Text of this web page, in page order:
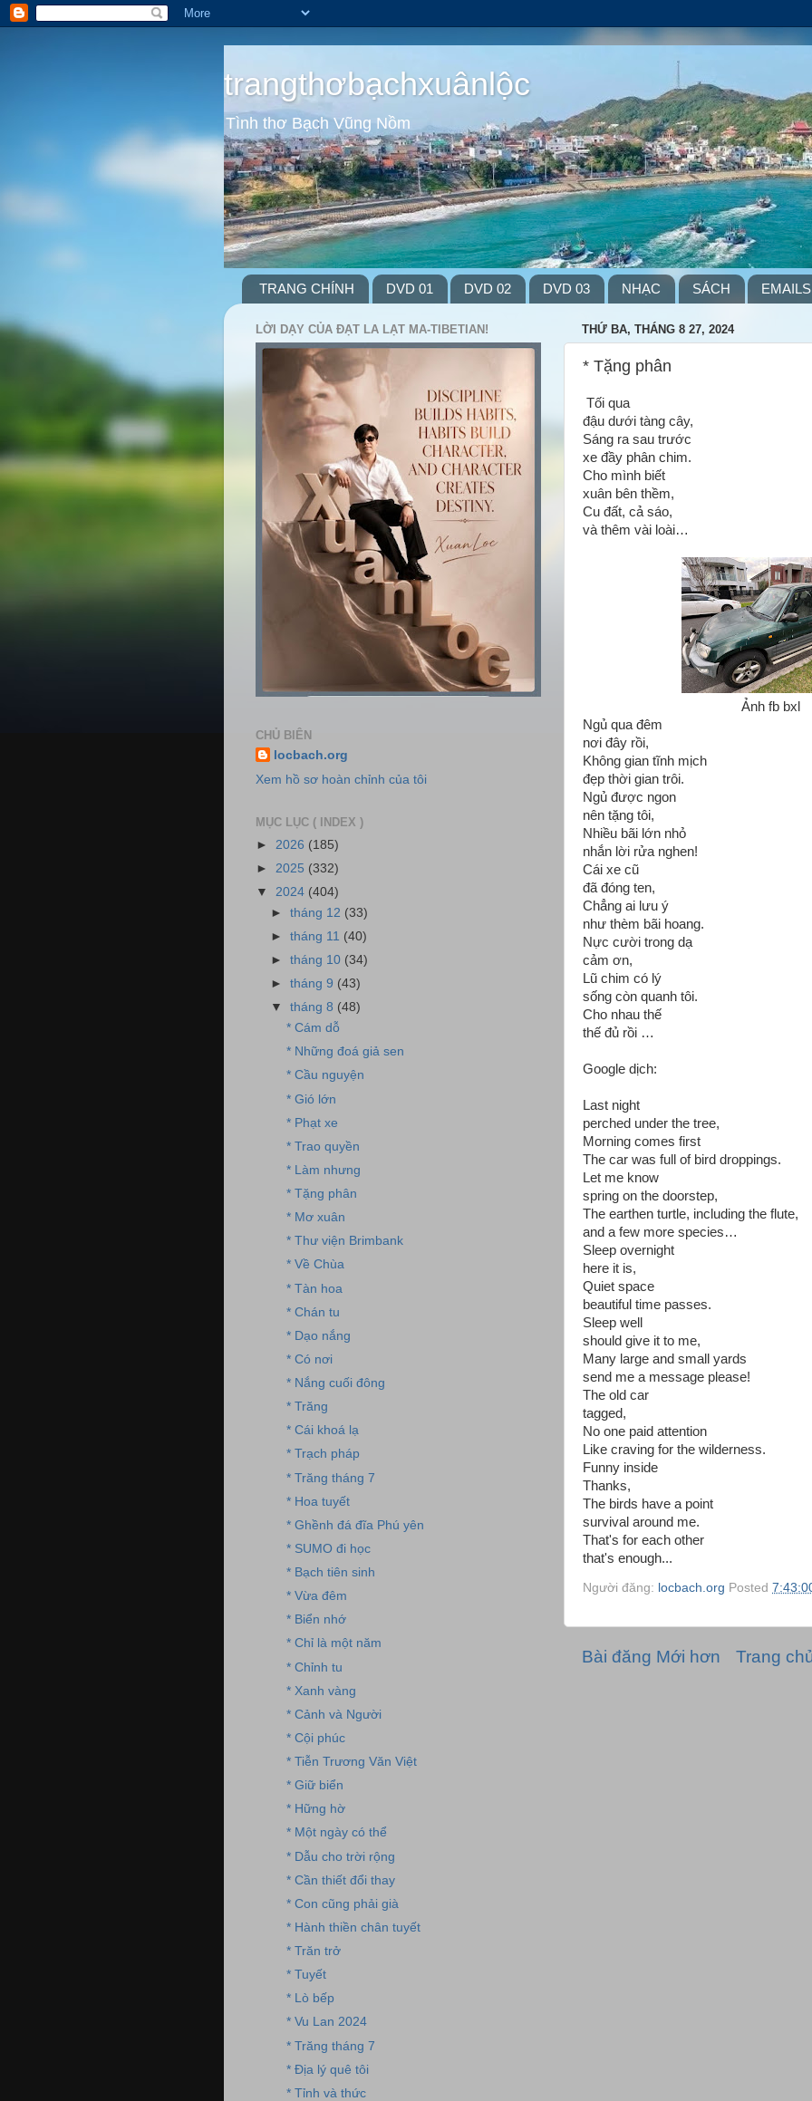
trangthơbạchxuânlộc
Tình thơ Bạch Vũng Nồm
TRANG CHÍNH DVD 01 DVD 02 DVD 03 NHẠC SÁCH EMAILS
THỨ BA, THÁNG 8 27, 2024
* Tặng phân
Tối qua
đậu dưới tàng cây,
Sáng ra sau trước
xe đầy phân chim.
Cho mình biết
xuân bên thềm,
Cu đất, cả sáo,
và thêm vài loài…
Ảnh fb bxl
Ngủ qua đêm
nơi đây rồi,
Không gian tĩnh mịch
đẹp thời gian trôi.
Ngủ được ngon
nên tặng tôi,
Nhiều bãi lớn nhỏ
nhắn lời rửa nghen!
Cái xe cũ
đã đóng ten,
Chẳng ai lưu ý
như thèm bãi hoang.
Nực cười trong dạ
cảm ơn,
Lũ chim có lý
sống còn quanh tôi.
Cho nhau thế
thế đủ rồi …
Google dịch:
Last night
perched under the tree,
Morning comes first
The car was full of bird droppings.
Let me know
spring on the doorstep,
The earthen turtle, including the flute,
and a few more species…
Sleep overnight
here it is,
Quiet space
beautiful time passes.
Sleep well
should give it to me,
Many large and small yards
send me a message please!
The old car
tagged,
No one paid attention
Like craving for the wilderness.
Funny inside
Thanks,
The birds have a point
survival around me.
That's for each other
that's enough...
Người đăng: locbach.org Posted
Bài đăng Mới hơn Trang
LỜI DẠY CỦA ĐẠT LA LẠT MA-TIBETIAN!
CHỦ BIÊN
locbach.org
Xem hồ sơ hoàn chỉnh của tôi
MỤC LỤC ( INDEX )
► 2026 (185)
► 2025 (332)
▼ 2024 (404)
►tháng 12 (33)
►tháng 11 (40)
►tháng 10 (34)
►tháng 9 (43)
▼tháng 8 (48)
* Cám dỗ
* Những đoá giả sen
* Cầu nguyện
* Gió lớn
* Phạt xe
* Trao quyền
* Làm nhưng
* Tặng phân
* Mơ xuân
* Thư viện Brimbank
* Về Chùa
* Tàn hoa
* Chán tu
* Dạo nắng
* Có nơi
* Nắng cuối đông
* Trăng
* Cái khoá lạ
* Trạch pháp
* Trăng tháng 7
* Hoa tuyết
* Ghềnh đá đĩa Phú yên
* SUMO đi học
* Bạch tiên sinh
* Vừa đêm
* Biển nhớ
* Chỉ là một năm
* Chỉnh tu
* Xanh vàng
* Cảnh và Người
* Cội phúc
* Tiễn Trương Văn Việt
* Giữ biển
* Hững hờ
* Một ngày có thể
* Dẫu cho trời rộng
* Cần thiết đổi thay
* Con cũng phải già
* Hành thiền chân tuyết
* Trăn trở
* Tuyết
* Lò bếp
* Vu Lan 2024
* Trăng tháng 7
* Địa lý quê tôi
* Tỉnh và thức